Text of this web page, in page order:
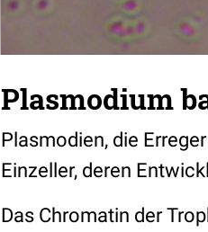
Plasmodium
Plasmodien, die
Einzeller, deren
Das Chromatin der